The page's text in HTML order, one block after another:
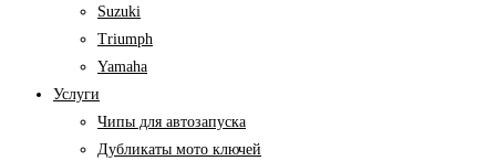
Suzuki
Triumph
Yamaha
Услуги
Чипы для автозапуска
Дубликаты мото ключей